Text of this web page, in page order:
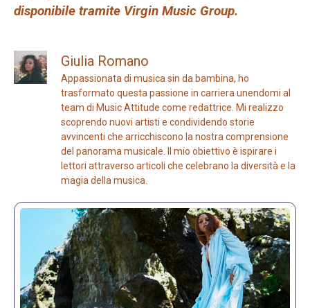
disponibile tramite Virgin Music Group.
Giulia Romano
Appassionata di musica sin da bambina, ho
trasformato questa passione in carriera unendomi al
team di Music Attitude come redattrice. Mi realizzo
scoprendo nuovi artisti e condividendo storie
avvincenti che arricchiscono la nostra comprensione
del panorama musicale. Il mio obiettivo è ispirare i
lettori attraverso articoli che celebrano la diversità e la
magia della musica.